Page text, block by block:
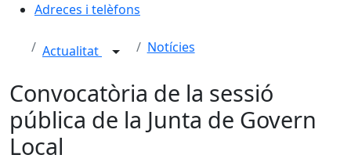
Adreces i telèfons
Actualitat Notícies
Convocatòria de la sessió
pública de la Junta de Govern
Local